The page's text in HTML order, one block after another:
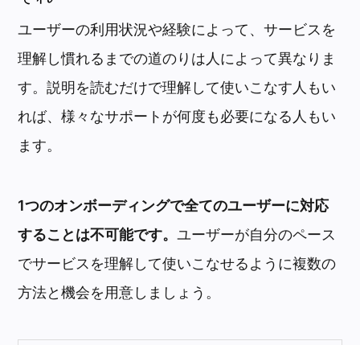
ユーザーの利用状況や経験によって、サービスを
理解し慣れるまでの道のりは人によって異なりま
す。説明を読むだけで理解して使いこなす人もい
れば、様々なサポートが何度も必要になる人もい
ます。
1つのオンボーディングで全てのユーザーに対応
することは不可能です。ユーザーが自分のペース
でサービスを理解して使いこなせるように複数の
方法と機会を用意しましょう。